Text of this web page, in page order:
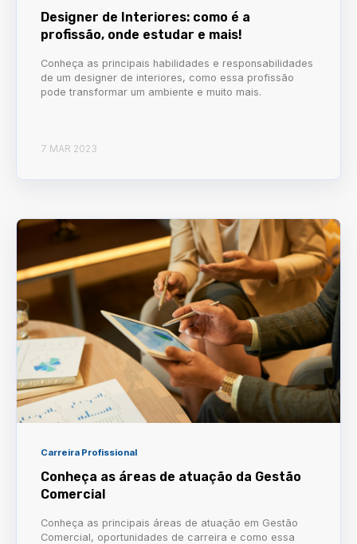
Designer de Interiores: como é a
profissão, onde estudar e mais!
Conheça as principais habilidades e responsabilidades
de um designer de interiores, como essa profissão
pode transformar um ambiente e muito mais.
7 MAR 2023
Carreira Profissional
Conheça as áreas de atuação da Gestão
Comercial
Conheça as principais áreas de atuação em Gestão
Comercial, oportunidades de carreira e como essa